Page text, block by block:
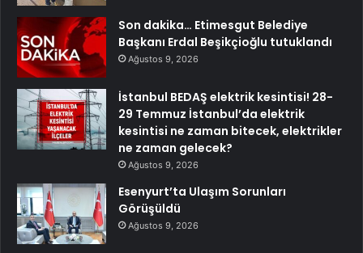
Son dakika… Etimesgut Belediye
Başkanı Erdal Beşikçioğlu tutuklandı
Ağustos 9, 2026
İstanbul BEDAŞ elektrik kesintisi! 28-
29 Temmuz İstanbul’da elektrik
kesintisi ne zaman bitecek, elektrikler
ne zaman gelecek?
Ağustos 9, 2026
Esenyurt’ta Ulaşım Sorunları
Görüşüldü
Ağustos 9, 2026